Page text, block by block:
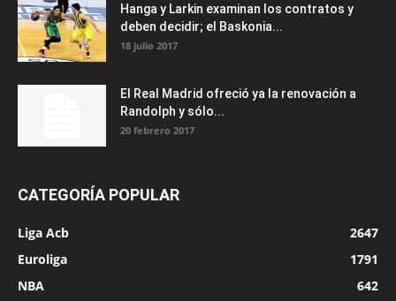
Hanga y Larkin examinan los contratos y
deben decidir; el Baskonia...
18 julio 2017
El Real Madrid ofreció ya la renovación a
Randolph y sólo...
20 febrero 2017
CATEGORÍA POPULAR
Liga Acb
2647
Euroliga
1791
NBA
642